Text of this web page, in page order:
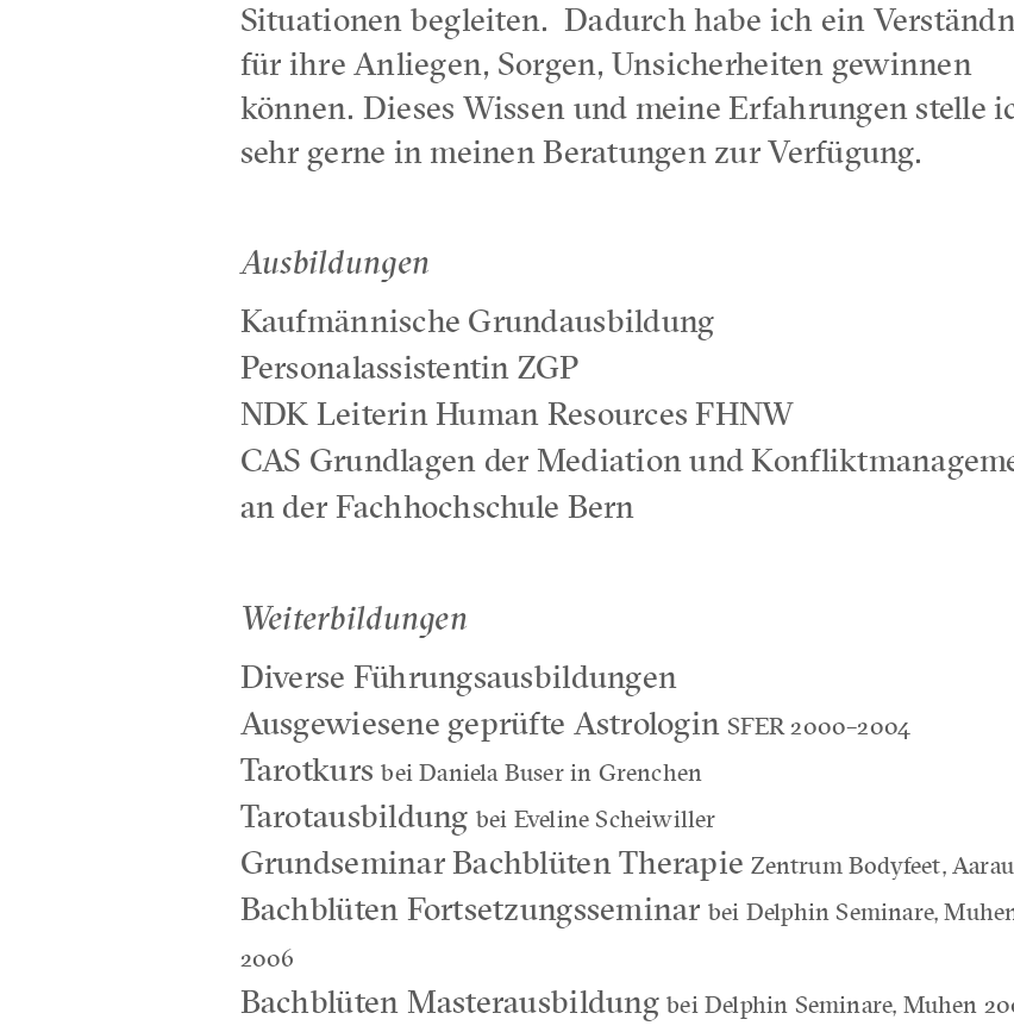
Situationen begleiten. Dadurch habe ich ein
für ihre Anliegen, Sorgen, Unsicherheiten gewinnen
können. Dieses Wissen und meine Erfahrungen stelle
sehr gerne in meinen Beratungen zur Verfügung.
Ausbildungen
Kaufmännische Grundausbildung
Personalassistentin ZGP
NDK Leiterin Human Resources FHNW
CAS Grundlagen der Mediation und
an der Fachhochschule Bern
Weiterbildungen
Diverse Führungsausbildungen
Ausgewiesene geprüfte AstrologinSFER 2000–2004
Tarotkursbei Daniela Buser in Grenchen
Tarotausbildung bei Eveline Scheiwiller
Grundseminar Bachblüten TherapieZentrum Bodyfeet,
Bachblüten Fortsetzungsseminar bei Delphin Seminare,
2006
Bachblüten Masterausbildungbei Delphin Seminare, Muhen